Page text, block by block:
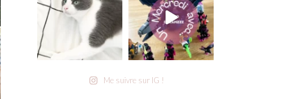
Me suivre sur IG !